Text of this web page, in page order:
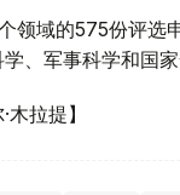
领域的575份评选
、军事科学和国家
木拉提】